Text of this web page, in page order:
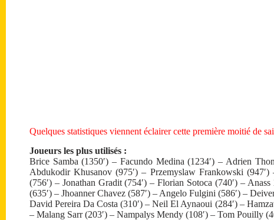
Quelques statistiques viennent éclairer cette première moitié de
Joueurs les plus utilisés :
Brice Samba (1350′) – Facundo Medina (1234′) – Adrien
Abdukodir Khusanov (975′) – Przemyslaw Frankowski
(756′) – Jonathan Gradit (754′) – Florian Sotoca (740′) –
(635′) – Jhoanner Chavez (587′) – Angelo Fulgini (586′) –
David Pereira Da Costa (310′) – Neil El Aynaoui (284′) –
– Malang Sarr (203′) – Nampalys Mendy (108′) – Tom Pouilly